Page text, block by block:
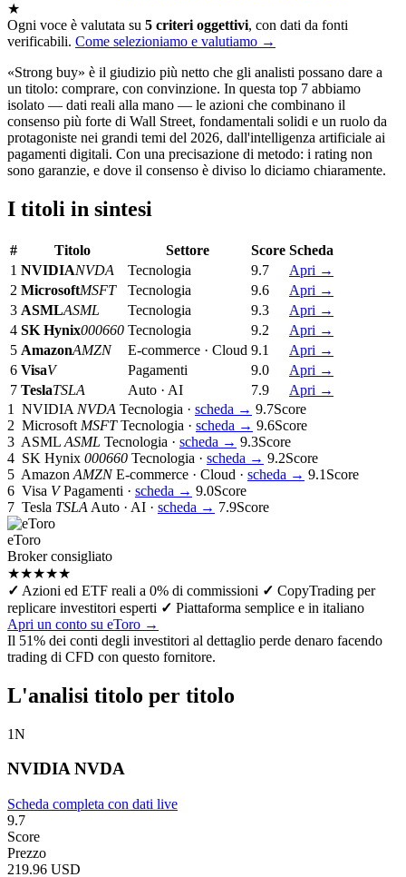
★
Ogni voce è valutata su 5 criteri oggettivi, con dati da fonti
verificabili. Come selezioniamo e valutiamo →
«Strong buy» è il giudizio più netto che gli analisti possano dare a
un titolo: comprare, con convinzione. In questa top 7 abbiamo
isolato — dati reali alla mano — le azioni che combinano il
consenso più forte di Wall Street, fondamentali solidi e un ruolo da
protagoniste nei grandi temi del 2026, dall'intelligenza artificiale ai
pagamenti digitali. Con una precisazione di metodo: i rating non
sono garanzie, e dove il consenso è diviso lo diciamo chiaramente.
I titoli in sintesi
# Titolo Settore Score Scheda
1 NVIDIANVDA Tecnologia 9.7 Apri →
2 MicrosoftMSFT Tecnologia 9.6 Apri →
3 ASMLASML Tecnologia 9.3 Apri →
4 SK Hynix000660 Tecnologia 9.2 Apri →
5 AmazonAMZN E-commerce · Cloud 9.1 Apri →
6 VisaV Pagamenti 9.0 Apri →
7 TeslaTSLA Auto · AI 7.9 Apri →
1
NVIDIA NVDA Tecnologia · scheda → 9.7Score
2 Microsoft MSFT Tecnologia · scheda → 9.6Score
3 ASML ASML Tecnologia · scheda → 9.3Score
4 SK Hynix 000660 Tecnologia · scheda → 9.2Score
5 Amazon AMZN E-commerce · Cloud · scheda → 9.1 Score
6 Visa V Pagamenti · scheda → 9.0Score
7 Tesla TSLA Auto · AI · scheda → 7.9Score
eToro
Broker consigliato
★★★★★
✓ Azioni ed ETF reali a 0% di commissioni ✓ CopyTrading per
replicare investitori esperti ✓ Piattaforma semplice e in italiano
Apri un conto su eToro →
Il 51% dei conti degli investitori al dettaglio perde denaro facendo
trading di CFD con questo fornitore.
L'analisi titolo per titolo
1N
NVIDIANVDA
Scheda completa con dati live
9.7
Score
Prezzo
219.96 USD